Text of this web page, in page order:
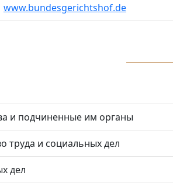
www.bundesgerichtshof.de
и подчиненные им органы
труда и социальных дел
дел